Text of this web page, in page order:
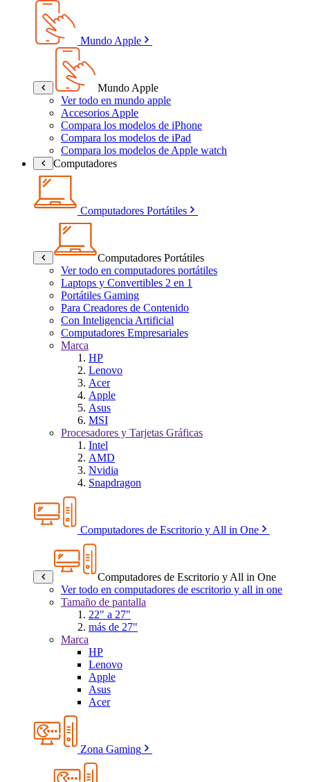
Mundo Apple
Mundo Apple
Ver todo en mundo apple
Accesorios Apple
Compara los modelos de iPhone
Compara los modelos de iPad
Compara los modelos de Apple watch
Computadores
Computadores Portátiles
Computadores Portátiles
Ver todo en computadores portátiles
Laptops y Convertibles 2 en 1
Portátiles Gaming
Para Creadores de Contenido
Con Inteligencia Artificial
Computadores Empresariales
Marca
HP
Lenovo
Acer
Apple
Asus
MSI
Procesadores y Tarjetas Gráficas
Intel
AMD
Nvidia
Snapdragon
Computadores de Escritorio y All in One
Computadores de Escritorio y All in One
Ver todo en computadores de escritorio y all in one
Tamaño de pantalla
22" a 27"
más de 27"
Marca
HP
Lenovo
Apple
Asus
Acer
Zona Gaming